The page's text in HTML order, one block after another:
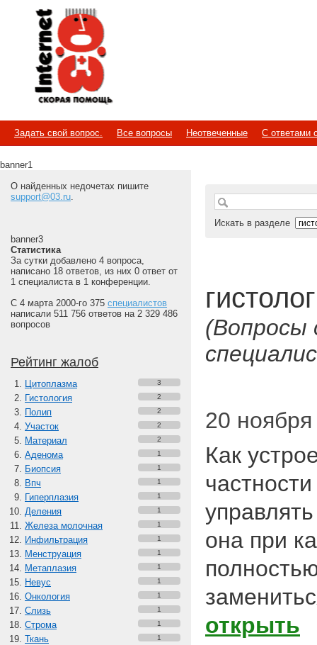
Internet
Скорая помощь
Задать свой вопрос. Все вопросы Неотвеченные С ответами
banner1
О найденных недочетах пишите
support@03.ru.
banner3
Статистика
За сутки добавлено 4 вопроса,
написано 18 ответов, из них 0 ответ от
1 специалиста в 1 конференции.
С 4 марта 2000-го 375 специалистов
написали 511 756 ответов на 2 329 486
вопросов
Рейтинг жалоб
Цитоплазма 3
Гистология 2
Полип 2
Участок 2
Материал 2
Аденома 1
Биопсия 1
Впч 1
Гиперплазия 1
Деления 1
Железа молочная 1
Инфильтрация 1
Менструация 1
Метаплазия 1
Невус 1
Онкология 1
Слизь 1
Строма 1
Ткань 1
Искать в разделе
гистолог
20 ноября
Как
она при
открыть